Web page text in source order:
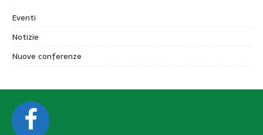
Eventi
Notizie
Nuove conferenze